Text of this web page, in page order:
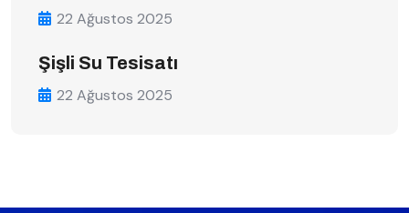
22 Ağustos 2025
Şişli Su Tesisatı
22 Ağustos 2025